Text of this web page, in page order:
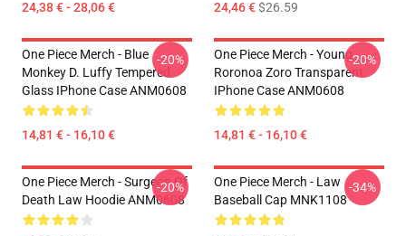
24,38 € - 28,06 € 24,46 €$26.59
One Piece Merch - Blue
Monkey D. Luffy Tempered
Glass IPhone Case ANM0608
14,81 € - 16,10 €
-20%
One Piece Merch - Young
Roronoa Zoro Transparent
IPhone Case ANM0608
14,81 € - 16,10 €
-20%
One Piece Merch - Surgeon Of
Death Law Hoodie ANM0608
-20%
One Piece Merch - Law
Baseball Cap MNK1108
-34%